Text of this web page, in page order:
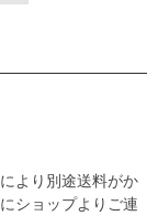
より別途送料がか
ショップよりご連